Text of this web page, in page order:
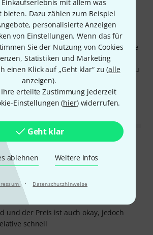
mit allem was
bieten. Dazu zählen zum Beispiel
personalisierte Anzeigen
von Einstellungen. Wenn das für
Sie der Nutzung von Cookies
Statistiken und Marketing
einen Klick auf „Geht klar“ zu (alle
anzeigen).
Ihre erteilte Zustimmung jederzeit
Einstellungen (hier) widerrufen.
Geht klar
ablehnen Weitere Infos
· Datenschutzhinweise
als Satz oder als Einzelsaite (!!); spiele
seit vielen Jahren - habe ab und zu
ausprobiert --- bin wieder bei A. blau
BEWERTUNG MELDEN
reißt jedoch schnell
Selina Lydia 28.06.2026
und der Preis ist auch okay, jedoch
schnell